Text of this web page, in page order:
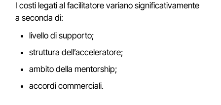
I costi legati al facilitatore variano significativamente
a seconda di:
livello di supporto;
struttura dell’acceleratore;
ambito della mentorship;
accordi commerciali.